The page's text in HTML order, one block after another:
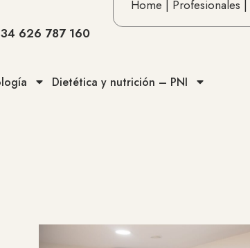
626 787 160
Home | Profesionales |
Dietética y nutrición – PNI